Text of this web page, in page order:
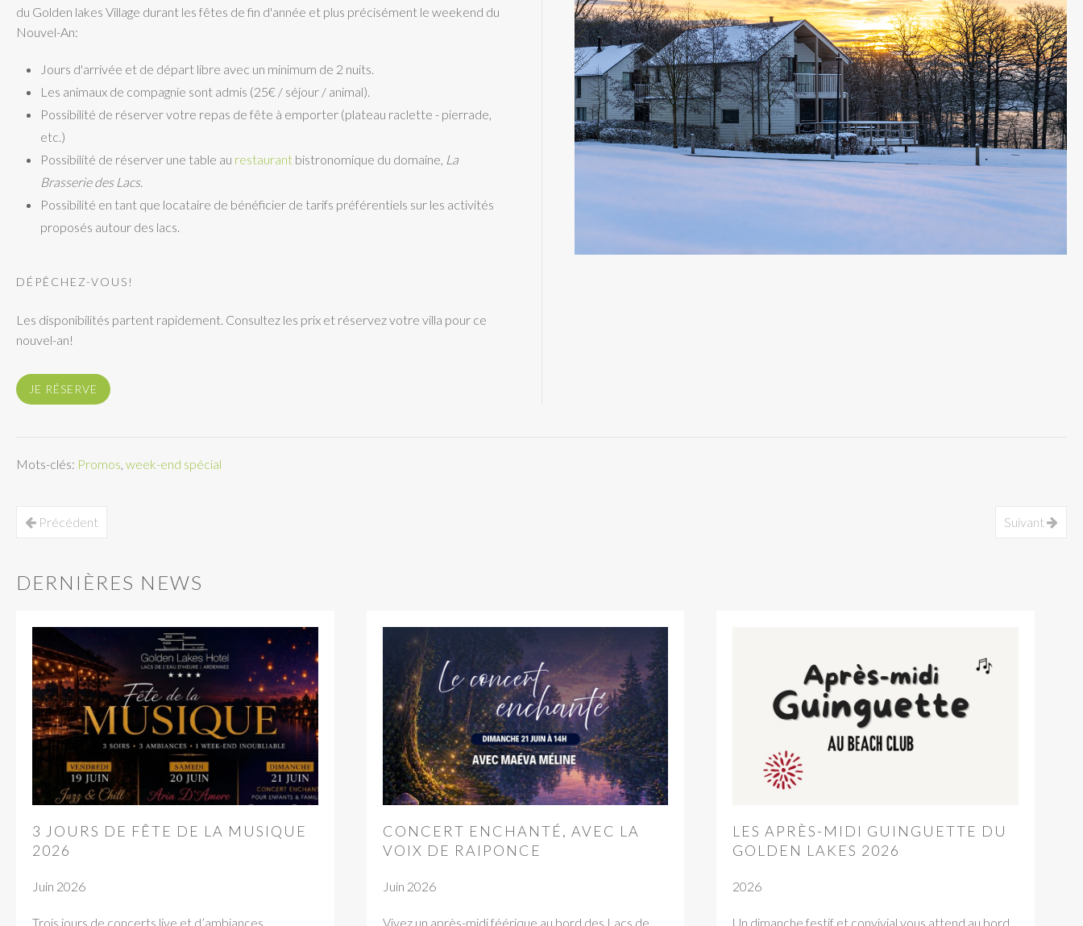
du Golden lakes Village durant les fêtes de fin d'année et plus précisément le weekend du
Nouvel-An:
Jours d'arrivée et de départ libre avec un minimum de 2 nuits.
Les animaux de compagnie sont admis (25€ / séjour / animal).
Possibilité de réserver votre repas de fête à emporter (plateau raclette - pierrade,
etc.)
Possibilité de réserver une table au restaurant bistronomique du domaine, La
Brasserie des Lacs.
Possibilité en tant que locataire de bénéficier de tarifs préférentiels sur les activités
proposés autour des lacs.
DÉPÊCHEZ-VOUS!
Les disponibilités partent rapidement. Consultez les prix et réservez votre villa pour ce
nouvel-an!
JE RÉSERVE
Mots-clés: Promos week-end spécial
Précédent Suivant
DERNIÈRES NEWS
3 JOURS DE FÊTE DE LA MUSIQUE
2026
Juin 2026
Trois jours de concerts live et d’ambiances
CONCERT ENCHANTÉ, AVEC LA
VOIX DE RAIPONCE
Juin 2026
Vivez un après-midi féérique au bord des Lacs de
LES APRÈS-MIDI GUINGUETTE DU
GOLDEN LAKES 2026
2026
Un dimanche festif et convivial vous attend au bord